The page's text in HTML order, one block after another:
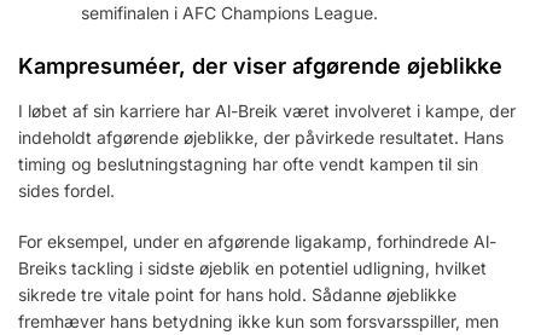
semifinalen i AFC Champions League.
Kampresuméer, der viser afgørende øjeblikke
I løbet af sin karriere har Al-Breik været involveret i kampe, der
indeholdt afgørende øjeblikke, der påvirkede resultatet. Hans
timing og beslutningstagning har ofte vendt kampen til sin
sides fordel.
For eksempel, under en afgørende ligakamp, forhindrede Al-
Breiks tackling i sidste øjeblik en potentiel udligning, hvilket
sikrede tre vitale point for hans hold. Sådanne øjeblikke
fremhæver hans betydning ikke kun som forsvarsspiller, men